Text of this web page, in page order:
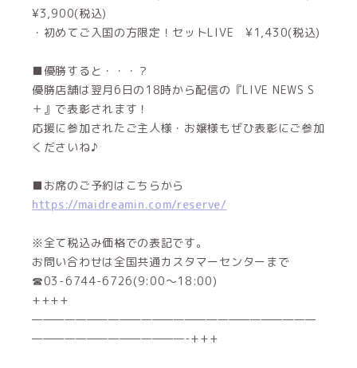
¥3,900(税込)
・初めてご入国の方限定！セットLIVE ¥1,430(税込)
■優勝すると・・・？
優勝店舗は翌月6日の18時から配信の『LIVE NEWS S
＋』で表彰されます！
応援に参加されたご主人様・お嬢様もぜひ表彰にご参加
くださいね♪
■お席のご予約はこちらから
https://maidreamin.com/reserve/
※全て税込み価格での表記です。
お問い合わせは全国共通カスタマーセンターまで
☎03-6744-6726(9:00～18:00)
++++
——————————————————————————
——————————————-+++